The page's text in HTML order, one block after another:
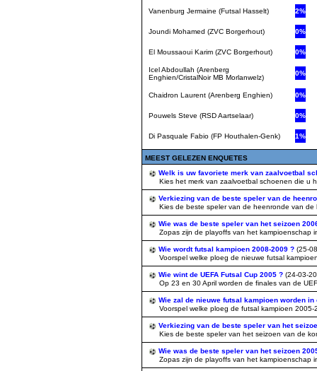
Vanenburg Jermaine (Futsal Hasselt) 2%
Joundi Mohamed (ZVC Borgerhout) 0%
El Moussaoui Karim (ZVC Borgerhout) 0%
Icel Abdoullah (Arenberg
Enghien/CristalNoir MB Morlanwelz)
0%
Chaidron Laurent (Arenberg Enghien) 0%
Pouwels Steve (RSD Aartselaar) 0%
Di Pasquale Fabio (FP Houthalen-Genk) 1%
MEEST GELEZEN ENQUETES
Welk is uw favoriete merk van zaalvoetbal
Kies het merk van zaalvoetbal schoenen die u
Verkiezing van de beste speler van de
Kies de beste speler van de heenronde van de
Wie was de beste speler van het seizoen
Zopas zijn de playoffs van het kampioenschap
Wie wordt futsal kampioen 2008-2009 ? (25-
Voorspel welke ploeg de nieuwe futsal
Wie wint de UEFA Futsal Cup 2005 ? (24-03-
Op 23 en 30 April worden de finales van de
Wie zal de nieuwe futsal kampioen worden
Voorspel welke ploeg de futsal kampioen 2005-
Verkiezing van de beste speler van het
Kies de beste speler van het seizoen van de
Wie was de beste speler van het seizoen
Zopas zijn de playoffs van het kampioenschap